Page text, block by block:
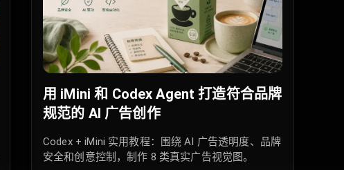
用 iMini 和 Codex Agent 打造符合品牌
规范的 AI 广告创作
Codex + iMini 实用教程：围绕 AI 广告透明度、品牌
安全和创意控制，制作 8 类真实广告视觉图。